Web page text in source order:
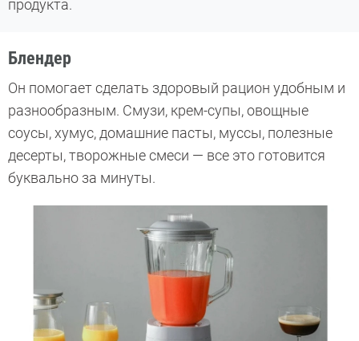
продукта.
Блендер
Он помогает сделать здоровый рацион удобным и
разнообразным. Смузи, крем-супы, овощные
соусы, хумус, домашние пасты, муссы, полезные
десерты, творожные смеси — все это готовится
буквально за минуты.